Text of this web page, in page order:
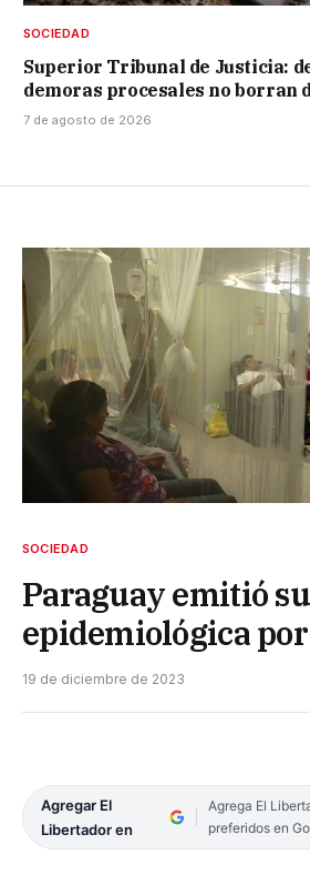
SOCIEDAD
Superior Tribunal de Justicia:
demoras procesales no borran
7 de agosto de 2026
SOCIEDAD
Paraguay emitió
epidemiológica
19 de diciembre de 2023
Agregar El
Libertador en
Agrega El
preferidos en